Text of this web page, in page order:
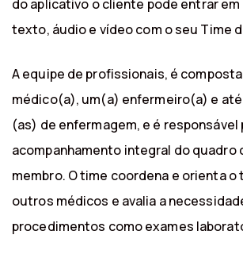
do aplicativo o cliente pode entrar
texto, áudio e vídeo com o seu Time
A equipe de profissionais, é
médico(a), um(a) enfermeiro(a) e
(as) de enfermagem, e é responsável
acompanhamento integral do quadro
membro. O time coordena e orienta
outros médicos e avalia a
procedimentos como exames